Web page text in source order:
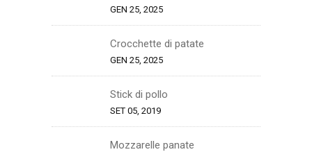
GEN 25, 2025
Crocchette di patate
GEN 25, 2025
Stick di pollo
SET 05, 2019
Mozzarelle panate